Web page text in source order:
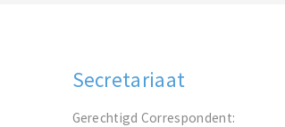
Secretariaat
Gerechtigd Correspondent: